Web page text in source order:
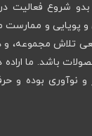
بدو شروع فعالیت
و پویایی و ممارست
تلاش مجموعه، و
باشد. ما اراده
و نوآوری بوده و